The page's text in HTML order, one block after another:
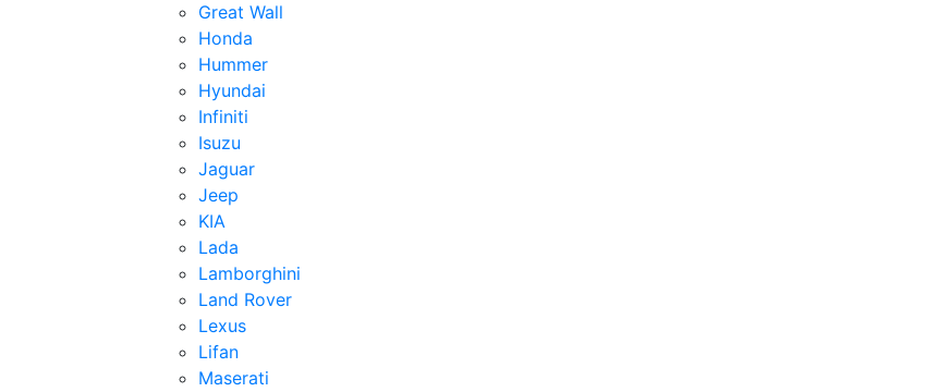
Great Wall
Honda
Hummer
Hyundai
Infiniti
Isuzu
Jaguar
Jeep
KIA
Lada
Lamborghini
Land Rover
Lexus
Lifan
Maserati